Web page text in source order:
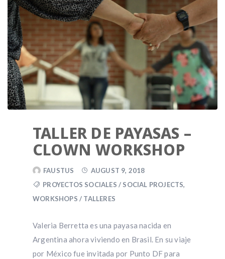
TALLER DE PAYASAS –
CLOWN WORKSHOP
FAUSTUS
AUGUST 9, 2018
PROYECTOS SOCIALES / SOCIAL PROJECTS,
WORKSHOPS / TALLERES
Valeria Berretta es una payasa nacida en
Argentina ahora viviendo en Brasil. En su viaje
por México fue invitada por Punto DF para